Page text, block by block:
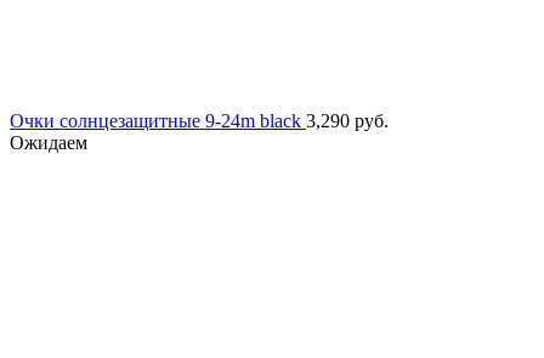
Очки солнцезащитные 9-24m black 3,290 руб.
Ожидаем